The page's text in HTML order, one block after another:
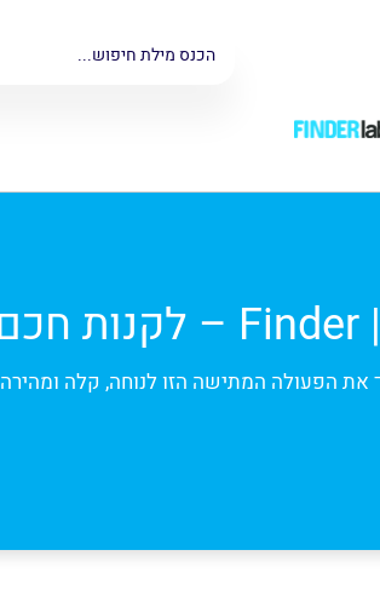
הפעולה המתישה הזו לנוחה, קלה ומהירה